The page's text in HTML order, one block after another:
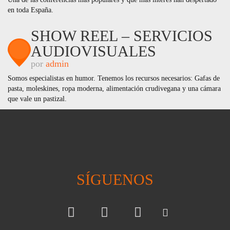
en toda España.
SHOW REEL – SERVICIOS
AUDIOVISUALES
por admin
Somos especialistas en humor. Tenemos los recursos necesarios: Gafas de
pasta, moleskines, ropa moderna, alimentación crudivegana y una cámara
que vale un pastizal.
SÍGUENOS